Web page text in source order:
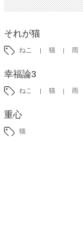
それが猫
ねこ 猫 雨
幸福論3
ねこ 猫 雨
重心
猫